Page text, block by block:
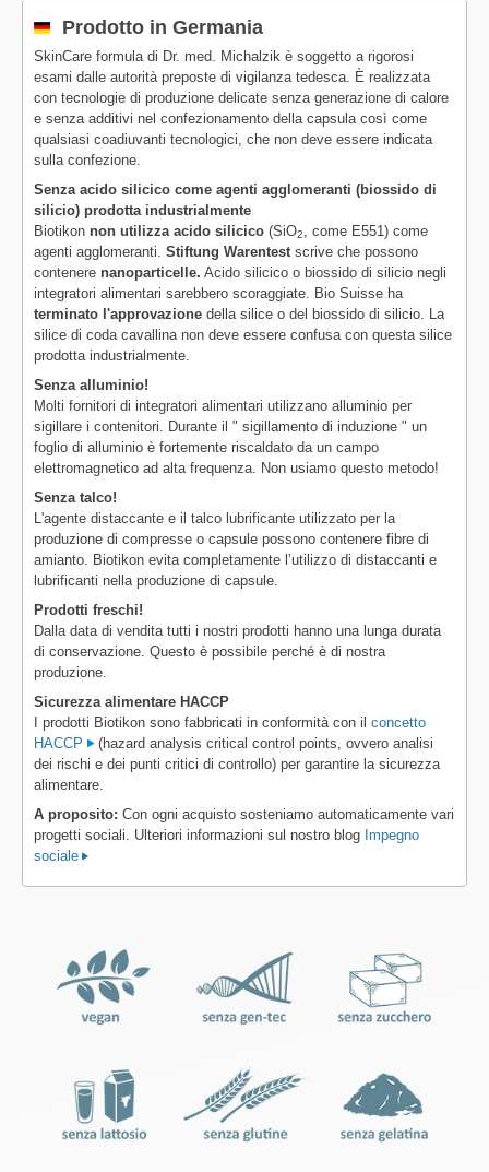
Prodotto in Germania
SkinCare formula di Dr. med. Michalzik è soggetto a rigorosi
esami dalle autorità preposte di vigilanza tedesca. È realizzata
con tecnologie di produzione delicate senza generazione di calore
e senza additivi nel confezionamento della capsula così come
qualsiasi coadiuvanti tecnologici, che non deve essere indicata
sulla confezione.
Senza acido silicico come agenti agglomeranti (biossido di
silicio) prodotta industrialmente
Biotikon non utilizza acido silicico (SiO2
, come E551) come
agenti agglomeranti. Stiftung Warentest scrive che possono
contenere nanoparticelle. Acido silicico o biossido di silicio negli
integratori alimentari sarebbero scoraggiate. Bio Suisse ha
terminato l'approvazione della silice o del biossido di silicio. La
silice di coda cavallina non deve essere confusa con questa silice
prodotta industrialmente.
Senza alluminio!
Molti fornitori di integratori alimentari utilizzano alluminio per
sigillare i contenitori. Durante il " sigillamento di induzione " un
foglio di alluminio è fortemente riscaldato da un campo
elettromagnetico ad alta frequenza. Non usiamo questo metodo!
Senza talco!
L'agente distaccante e il talco lubrificante utilizzato per la
produzione di compresse o capsule possono contenere fibre di
amianto. Biotikon evita completamente l’utilizzo di distaccanti e
lubrificanti nella produzione di capsule.
Prodotti freschi!
Dalla data di vendita tutti i nostri prodotti hanno una lunga durata
di conservazione. Questo è possibile perché è di nostra
produzione.
Sicurezza alimentare HACCP
I prodotti Biotikon sono fabbricati in conformità con il concetto
HACCP
(hazard analysis critical control points, ovvero analisi
dei rischi e dei punti critici di controllo) per garantire la sicurezza
alimentare.
A proposito: Con ogni acquisto sosteniamo automaticamente vari
progetti sociali. Ulteriori informazioni sul nostro blog Impegno
sociale